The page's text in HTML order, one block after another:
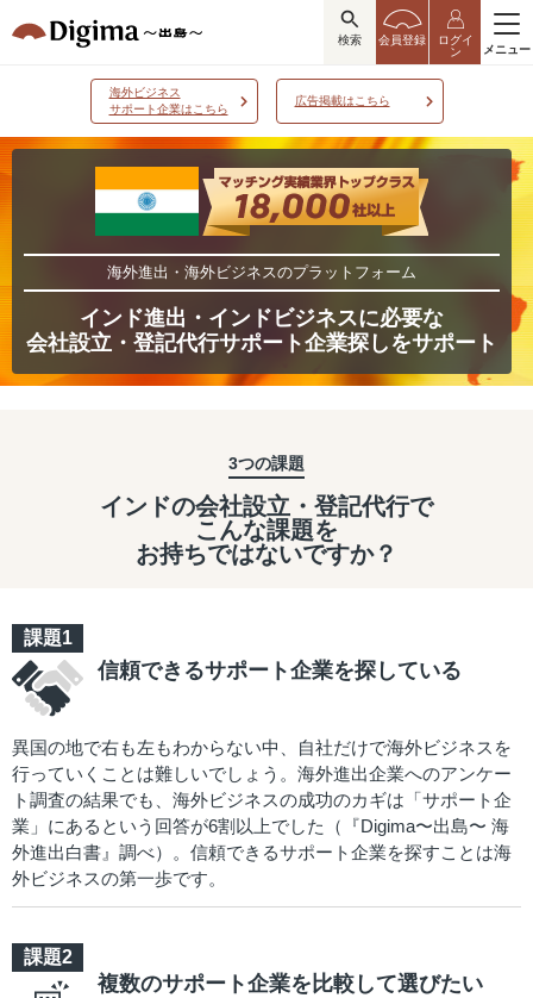
検索 会員登録
ログイ
ン
メニュー
海外ビジネス
サポート企業はこちら
広告掲載はこちら
海外進出・海外ビジネスのプラットフォーム
インド進出・インドビジネスに必要な
会社設立・登記代行サポート企業探しをサポート
3つの課題
インドの会社設立・登記代行で
こんな課題を
お持ちではないですか？
信頼できるサポート企業を探している
異国の地で右も左もわからない中、自社だけで海外ビジネスを
行っていくことは難しいでしょう。海外進出企業へのアンケー
ト調査の結果でも、海外ビジネスの成功のカギは「サポート企
業」にあるという回答が6割以上でした（『Digima〜出島〜 海
外進出白書』調べ）。信頼できるサポート企業を探すことは海
外ビジネスの第一歩です。
複数のサポート企業を比較して選びたい